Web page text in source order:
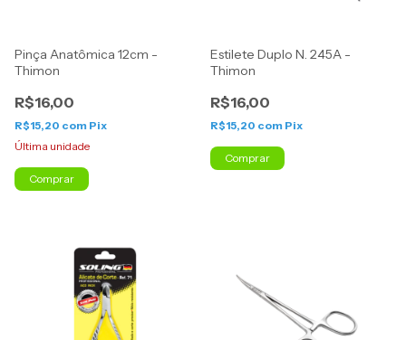
Pinça Anatômica 12cm -
Thimon
R$16,00
R$15,20 com Pix
Última unidade
Estilete Duplo N. 245A -
Thimon
R$16,00
R$15,20 com Pix